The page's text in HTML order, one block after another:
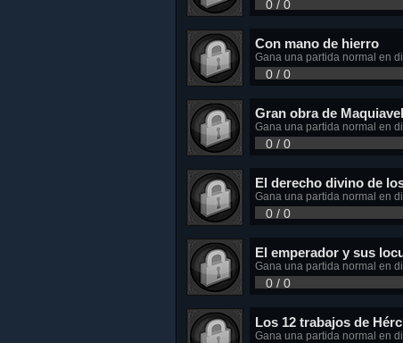
0 / 0
Con mano de hierro
Gana una partida normal en
0 / 0
Gran obra de
Gana una partida normal en
0 / 0
El derecho divino de
Gana una partida normal en
0 / 0
El emperador y sus
Gana una partida normal en
0 / 0
Los 12 trabajos de
Gana una partida normal en